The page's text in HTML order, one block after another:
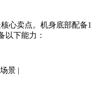
心卖点。机身底部配备1
以下能力：
景 |